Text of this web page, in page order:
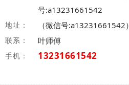
号:a13231661542
地址： （微信号:a13231661542）
联系： 叶师傅
手机： 13231661542